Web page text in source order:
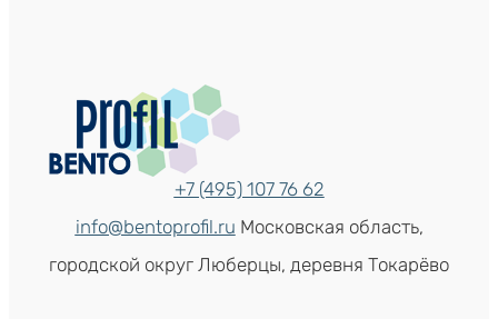
+7 (495) 107 76 62
info@bentoprofil.ru Московская область,
городской округ Люберцы, деревня Токарёво